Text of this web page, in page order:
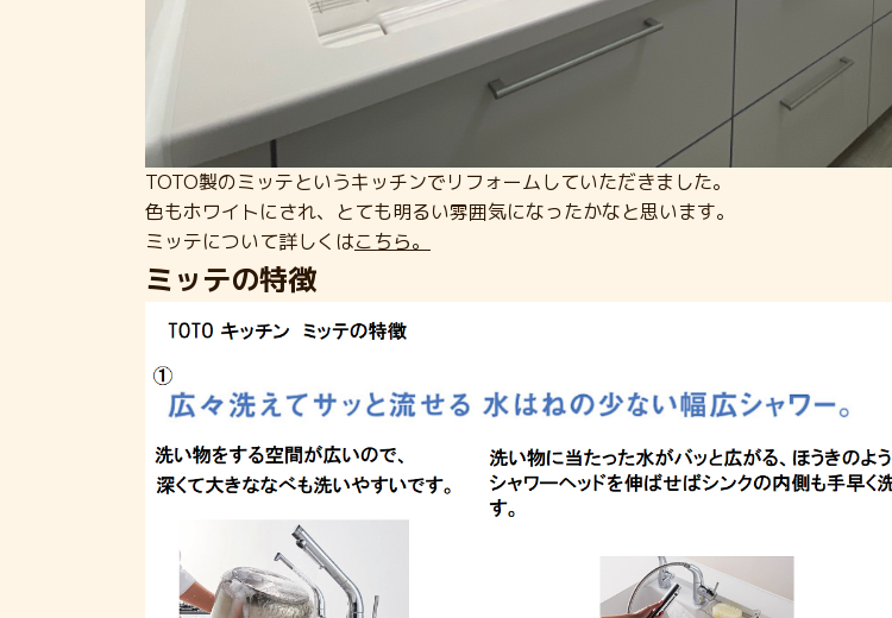
TOTO製のミッテというキッチンでリフォームしていただきました。
色もホワイトにされ、とても明るい雰囲気になったかなと思います。
ミッテについて詳しくはこちら。
ミッテの特徴